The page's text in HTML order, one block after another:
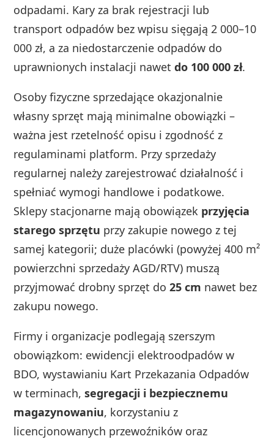
odpadami. Kary za brak rejestracji lub
transport odpadów bez wpisu sięgają 2 000–10
000 zł, a za niedostarczenie odpadów do
uprawnionych instalacji nawetdo 100 000 zł.
Osoby fizyczne sprzedające okazjonalnie
własny sprzęt mają minimalne obowiązki –
ważna jest rzetelność opisu i zgodność z
regulaminami platform. Przy sprzedaży
regularnej należy zarejestrować działalność i
spełniać wymogi handlowe i podatkowe.
Sklepy stacjonarne mają obowiązek przyjęcia
starego sprzętu przy zakupie nowego z tej
samej kategorii; duże placówki (powyżej 400 m²
powierzchni sprzedaży AGD/RTV) muszą
przyjmować drobny sprzęt do25 cm nawet bez
zakupu nowego.
Firmy i organizacje podlegają szerszym
obowiązkom: ewidencji elektroodpadów w
BDO, wystawianiu Kart Przekazania Odpadów
w terminach,segregacji i bezpiecznemu
magazynowaniu, korzystaniu z
licencjonowanych przewoźników oraz